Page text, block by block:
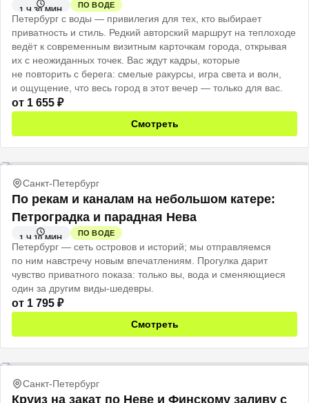
1 Ч 30 МИН
ПО ВОДЕ
Петербург с воды — привилегия для тех, кто выбирает
приватность и стиль. Редкий авторский маршрут на теплоходе
ведёт к современным визитным карточкам города, открывая
их с неожиданных точек. Вас ждут кадры, которые
не повторить с берега: смелые ракурсы, игра света и волн,
и ощущение, что весь город в этот вечер — только для вас.
от 1 655 ₽
Смотреть
Санкт-Петербург
По рекам и каналам на небольшом катере:
Петроградка и парадная Нева
1 Ч 10 МИН
ПО ВОДЕ
Петербург — сеть островов и историй; мы отправляемся
по ним навстречу новым впечатлениям. Прогулка дарит
чувство приватного показа: только вы, вода и сменяющиеся
один за другим виды-шедевры.
от 1 795 ₽
Смотреть
Санкт-Петербург
Круиз на закат по Неве и Финскому заливу с